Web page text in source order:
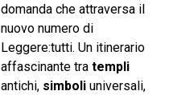
domanda che attraversa il
nuovo numero di
Leggere:tutti. Un itinerario
affascinante tra templi
antichi, simboliuniversali,